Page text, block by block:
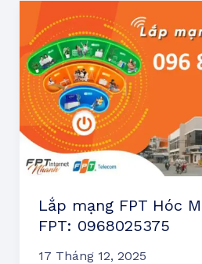
Lắp mạng FPT Hóc
FPT: 0968025375
17 Tháng 12, 2025
Lắp
mạng
FPT
Hóc
Môn
|
Hotline
FPT:
0968025375